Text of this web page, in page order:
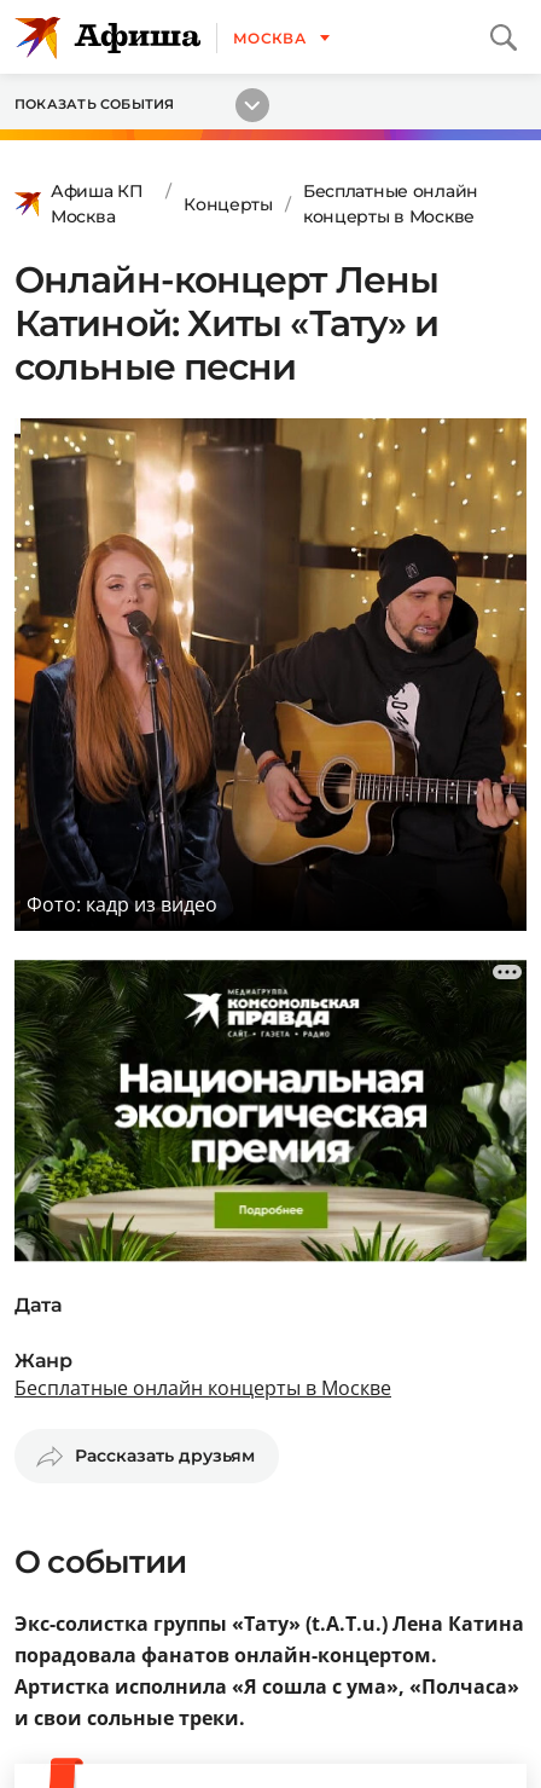
МОСКВА
ПОКАЗАТЬ СОБЫТИЯ
Афиша КП
Москва
Концерты
Бесплатные онлайн
концерты в Москве
Онлайн-концерт Лены
Катиной: Хиты «Тату» и
сольные песни
Фото: кадр из видео
Дата
Жанр
Бесплатные онлайн концерты в Москве
Рассказать друзьям
О событии
Экс-солистка группы «Тату» (t.A.T.u.) Лена Катина
порадовала фанатов онлайн-концертом.
Артистка исполнила «Я сошла с ума», «Полчаса»
и свои сольные треки.